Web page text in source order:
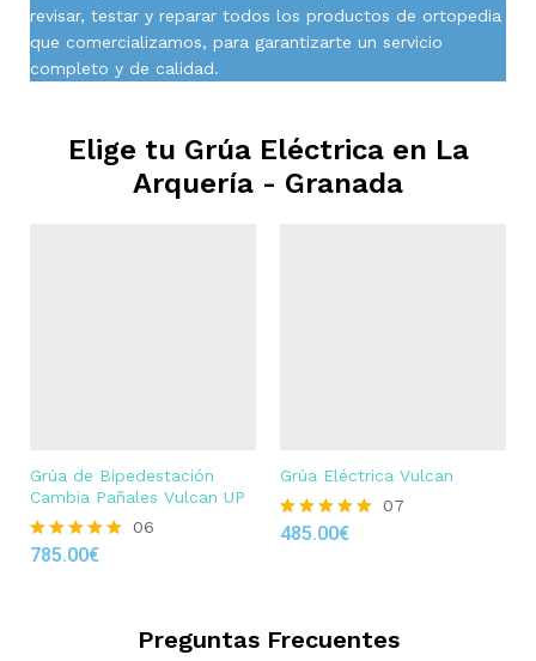
revisar, testar y reparar todos los productos de ortopedia
que comercializamos, para garantizarte un servicio
completo y de calidad.
Elige tu Grúa Eléctrica en La
Arquería - Granada
Grúa de Bipedestación
Cambia Pañales Vulcan UP
Rated
06
785.00€
Grúa Eléctrica Vulcan
Rated
07
485.00€
Preguntas Frecuentes